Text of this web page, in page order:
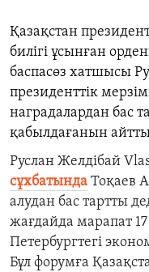
Қазақстан
билігі ұсынған
баспасөз хатшысы
президенттік
наградалардан бас
қабылдағанын
Руслан Желдібай
сұхбатында Тоқаев
алудан бас тартты
жағдайда марапат 17
Петербургтегі
Бұл форумға